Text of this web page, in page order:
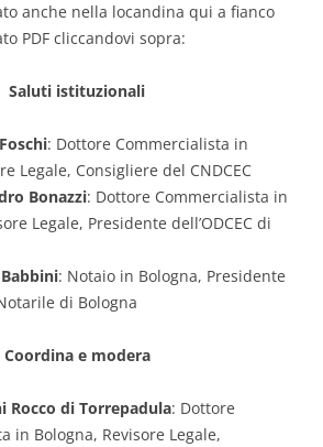
anche nella locandina qui a fianco
PDF cliccandovi sopra:
Saluti istituzionali
: Dottore Commercialista in
Legale, Consigliere del CNDCEC
Bonazzi: Dottore Commercialista in
Legale, Presidente dell’ODCEC di
: Notaio in Bologna, Presidente
di Bologna
Coordina e modera
Rocco di Torrepadula: Dottore
in Bologna, Revisore Legale,